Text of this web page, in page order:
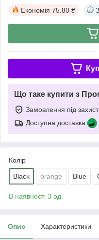
Економія 75.80 ₴
Що таке купити з
Замовлення під
Доступна доставка
Колір
Black orange Blue
В наявності 3 од.
Опис Характеристики